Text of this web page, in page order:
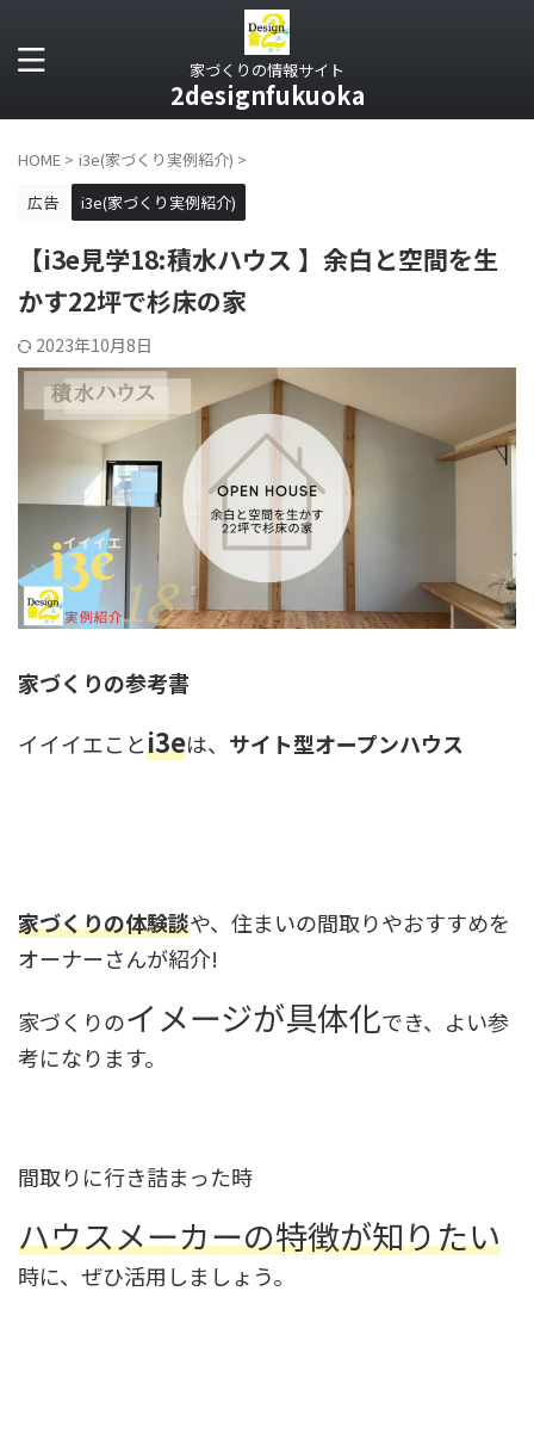
家づくりの情報サイト
2designfukuoka
HOME > i3e(家づくり実例紹介) >
広告
i3e(家づくり実例紹介)
【i3e見学18:積水ハウス 】余白と空間を生
かす22坪で杉床の家
2023年10月8日
家づくりの参考書
イイイエことi3eは、 サイト型オープンハウス
家づくりの体験談や、住まいの間取りやおすすめを
オーナーさんが紹介!
家づくりのイメージが具体化でき、よい参
考になります。
間取りに行き詰まった時
ハウスメーカーの特徴が知りたい
時に、ぜひ活用しましょう。